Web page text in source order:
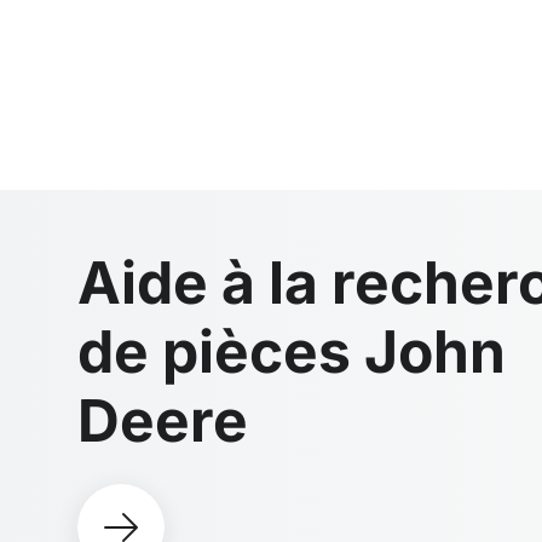
Aide à la
de pièces John
Deere